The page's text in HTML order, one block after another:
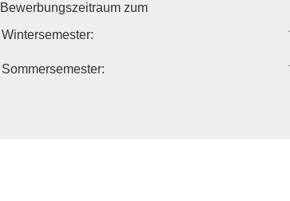
Bewerbungszeitraum zum
Wintersemester:
Sommersemester: